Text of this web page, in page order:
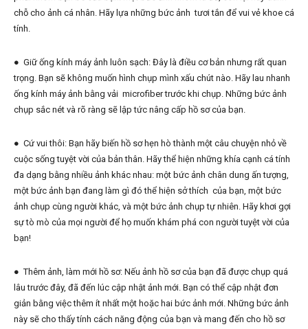
chỗ cho ảnh cá nhân. Hãy lựa những bức ảnh tươi tắn để vui vẻ khoe cá
tính.
● Giữ ống kính máy ảnh luôn sạch: Đây là điều cơ bản nhưng rất quan
trọng. Bạn sẽ không muốn hình chụp mình xấu chút nào. Hãy lau nhanh
ống kính máy ảnh bằng vải microfiber trước khi chụp. Những bức ảnh
chụp sắc nét và rõ ràng sẽ lập tức nâng cấp hồ sơ của bạn.
● Cứ vui thôi: Bạn hãy biến hồ sơ hẹn hò thành một câu chuyện nhỏ về
cuộc sống tuyệt vời của bản thân. Hãy thể hiện những khía cạnh cá tính
đa dạng bằng nhiều ảnh khác nhau: một bức ảnh chân dung ấn tượng,
một bức ảnh bạn đang làm gì đó thể hiện sở thích của bạn, một bức
ảnh chụp cùng người khác, và một bức ảnh chụp tự nhiên. Hãy khơi gợi
sự tò mò của mọi người để họ muốn khám phá con người tuyệt vời của
bạn!
● Thêm ảnh, làm mới hồ sơ: Nếu ảnh hồ sơ của bạn đã được chụp quá
lâu trước đây, đã đến lúc cập nhật ảnh mới. Bạn có thể cập nhật đơn
giản bằng việc thêm ít nhất một hoặc hai bức ảnh mới. Những bức ảnh
này sẽ cho thấy tính cách năng động của bạn và mang đến cho hồ sơ